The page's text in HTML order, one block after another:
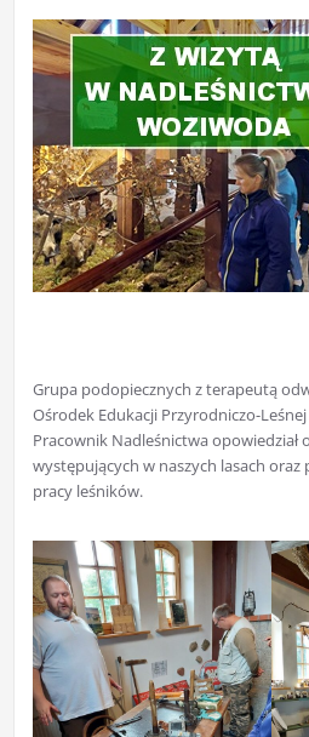
Grupa podopiecznych z terapeutą
Ośrodek Edukacji Przyrodniczo-
Pracownik Nadleśnictwa opowiedział
występujących w naszych lasach oraz
pracy leśników.